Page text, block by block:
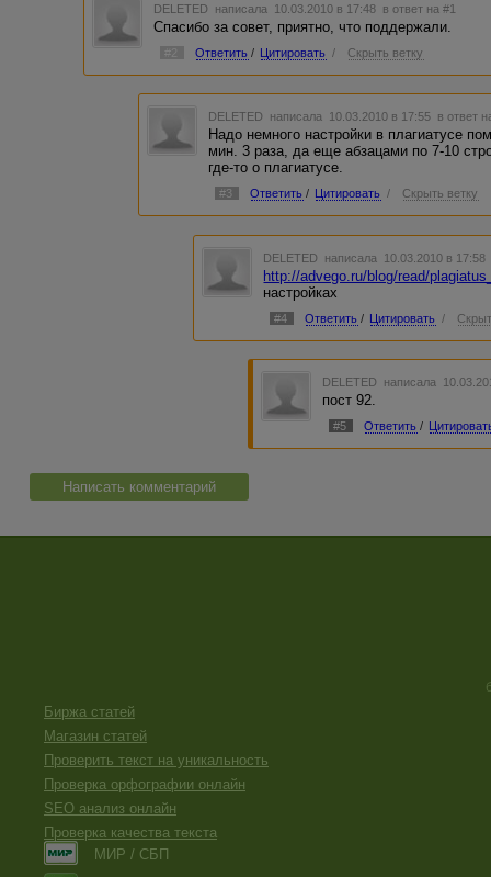
DELETED написала 10.03.2010 в 17:48 в ответ на #1
Спасибо за совет, приятно, что поддержали.
#2 Ответить / Цитировать / Скрыть ветку
DELETED написала 10.03.2010 в 17:55 в ответ
Надо немного настройки в плагиатусе
мин. 3 раза, да еще абзацами по 7-10
где-то о плагиатусе.
#3 Ответить / Цитировать / Скрыть ветку
DELETED написала 10.03.2010 в
http://advego.ru/blog/read/
настройках
#4 Ответить / Цитировать /
DELETED написала
пост 92.
#5 Ответить /
Написать комментарий
Биржа статей
Магазин статей
Проверить текст на уникальность
Проверка орфографии онлайн
SEO анализ онлайн
Проверка качества текста
МИР / СБП